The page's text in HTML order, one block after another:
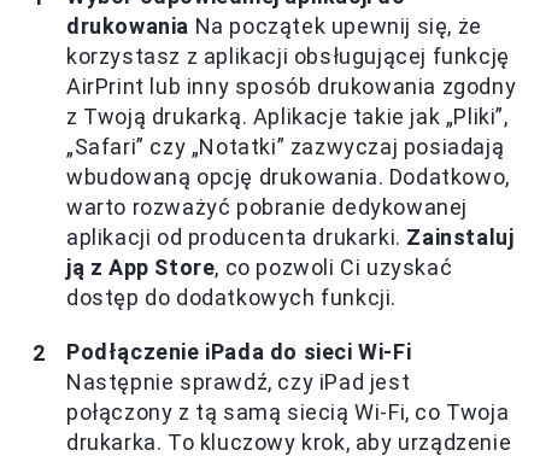
drukowania Na początek upewnij się, że
korzystasz z aplikacji obsługującej funkcję
AirPrint lub inny sposób drukowania zgodny
z Twoją drukarką. Aplikacje takie jak „Pliki”,
„Safari” czy „Notatki” zazwyczaj posiadają
wbudowaną opcję drukowania. Dodatkowo,
warto rozważyć pobranie dedykowanej
aplikacji od producenta drukarki. Zainstaluj
ją z App Store, co pozwoli Ci uzyskać
dostęp do dodatkowych funkcji.
Podłączenie iPada do sieci Wi-Fi
Następnie sprawdź, czy iPad jest
połączony z tą samą siecią Wi-Fi, co Twoja
drukarka. To kluczowy krok, aby urządzenie